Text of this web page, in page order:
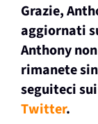
Grazie,
aggiornati
Anthony
rimanete
seguiteci
Twitter.